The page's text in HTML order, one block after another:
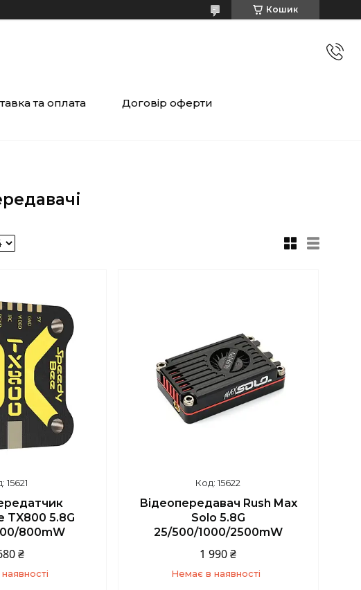
Кошик
та оплата Договір оферти
15621
TX800 5.8G
800mW
₴
15622
Відеопередавач Rush Max
Solo 5.8G
25/500/1000/2500mW
1 990 ₴
Немає в наявності